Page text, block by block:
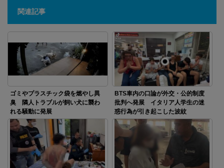
関連記事
ゴミやプラスチック袋を燃やし異
臭 隣人トラブルが飼い犬に襲わ
れる騒動に発展
BTS車内の口論が外交・公的制度
批判へ発展 イタリア人学生の迷
惑行為が引き起こした波紋